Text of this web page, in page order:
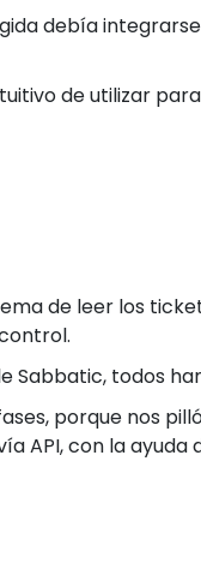
debía
de utilizar
de leer los
Sabbatic, todos
porque nos
API, con la